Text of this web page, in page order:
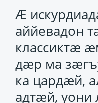
Ӕ
аййевадон
классиктӕ
дӕр ма
ка цардӕй,
адтӕй,